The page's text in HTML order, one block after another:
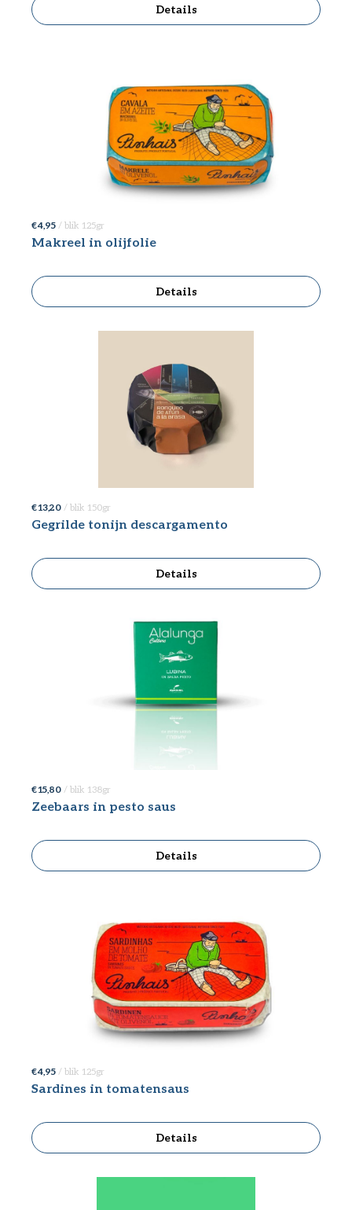
Details
€ 4,95 / blik 125gr
Makreel in olijfolie
Details
€ 13,20 / blik 150gr
Gegrilde tonijn descargamento
Details
€ 15,80 / blik 138gr
Zeebaars in pesto saus
Details
€ 4,95 / blik 125gr
Sardines in tomatensaus
Details